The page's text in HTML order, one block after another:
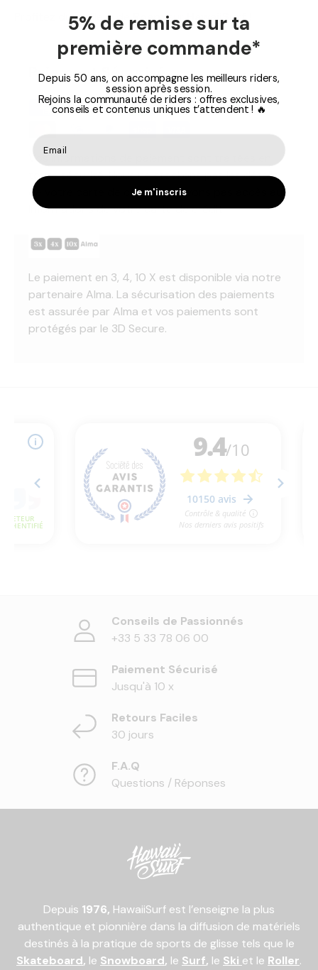
Profitez du meilleur deRoam surHawaiiSurf!
Paiement Sécurisé
Vos informations de paiement sont traitées en
toute sécurité. Nous ne stockons pas les détails
de votre carte de crédit et n'avons pas accès aux
informations de votre carte de crédit.
Le paiement en 3, 4, 10 X est disponible via notre
partenaire Alma. La sécurisation des paiements
est assurée par Alma et vos paiements sont
protégés par le 3D Secure.
Conseils de Passionnés
+33 5 33 78 06 00
Paiement Sécurisé
Jusqu'à 10 x
Retours Faciles
30 jours
F.A.Q
Questions / Réponses
Depuis 1976, HawaiiSurf est l’enseigne la plus
authentique et pionnière dans la diffusion de matériels
destinés à la pratique de sports de glisse tels que le
Skateboard, le Snowboard, le Surf, le Ski et le Roller.
5% de remise sur ta
première commande*
Depuis 50 ans, on accompagne les meilleurs riders,
session après session.
Rejoins la communauté de riders : offres exclusives,
conseils et contenus uniques t’attendent ! 🔥
Je m'inscris